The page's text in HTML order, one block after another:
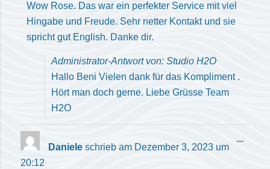
Wow Rose. Das war ein perfekter Service mit viel
Hingabe und Freude. Sehr netter Kontakt und sie
spricht gut English. Danke dir.
Administrator-Antwort von: Studio H2O
Hallo Beni Vielen dank für das Kompliment .
Hört man doch gerne. Liebe Grüsse Team
H2O
Daniele schrieb am Dezember 3, 2023 um
20:12
...